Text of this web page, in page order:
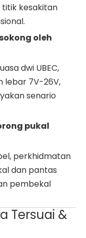
kesakitan
oleh
dwi UBEC,
lebar 7V-26V,
senario
pukal
perkhidmatan
dan pantas
pembekal
Tersuai &